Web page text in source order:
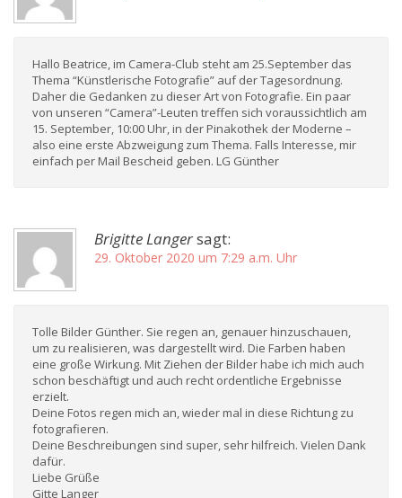
Hallo Beatrice, im Camera-Club steht am 25.September das
Thema “Künstlerische Fotografie” auf der Tagesordnung.
Daher die Gedanken zu dieser Art von Fotografie. Ein paar
von unseren “Camera”-Leuten treffen sich voraussichtlich am
15. September, 10:00 Uhr, in der Pinakothek der Moderne –
also eine erste Abzweigung zum Thema. Falls Interesse, mir
einfach per Mail Bescheid geben. LG Günther
Brigitte Langersagt:
29. Oktober 2020 um 7:29 a.m. Uhr
Tolle Bilder Günther. Sie regen an, genauer hinzuschauen,
um zu realisieren, was dargestellt wird. Die Farben haben
eine große Wirkung. Mit Ziehen der Bilder habe ich mich auch
schon beschäftigt und auch recht ordentliche Ergebnisse
erzielt.
Deine Fotos regen mich an, wieder mal in diese Richtung zu
fotografieren.
Deine Beschreibungen sind super, sehr hilfreich. Vielen Dank
dafür.
Liebe Grüße
Gitte Langer